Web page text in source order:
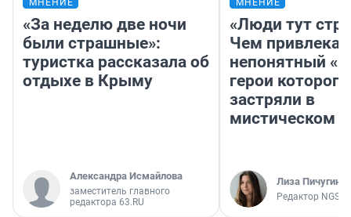
МНЕНИЕ
«За неделю две ночи
были страшные»:
туристка рассказала об
отдыхе в Крыму
Александра Исмайлова
заместитель главного
редактора 63.RU
МНЕНИЕ
«Люди тут
Чем
непонятный
герои которого
застряли в
мистическом
Лиза Пичугина
Редактор